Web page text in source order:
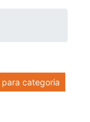
categoria